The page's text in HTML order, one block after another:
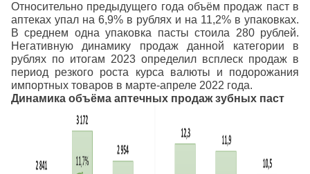
Относительно предыдущего года объём продаж паст в
аптеках упал на 6,9% в рублях и на 11,2% в упаковках.
В среднем одна упаковка пасты стоила 280 рублей.
Негативную динамику продаж данной категории в
рублях по итогам 2023 определил всплеск продаж в
период резкого роста курса валюты и подорожания
импортных товаров в марте-апреле 2022 года.
Динамика объёма аптечных продаж зубных паст